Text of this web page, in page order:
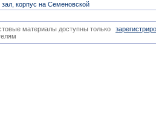
корпус на Семеновской
материалы доступны только